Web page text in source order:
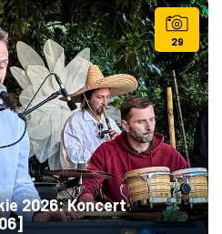
29
2026: Koncert